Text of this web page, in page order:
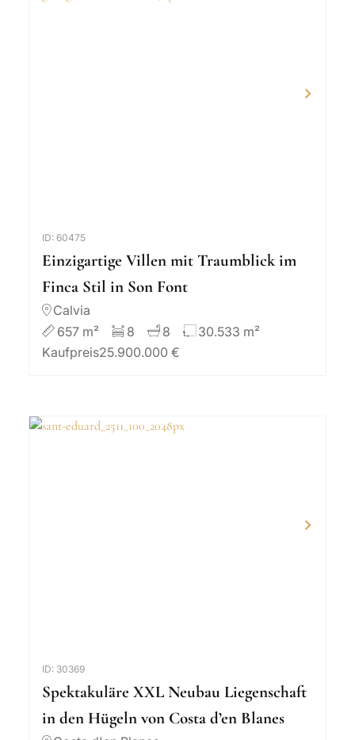
ID: 60475
Einzigartige Villen mit Traumblick im
Finca Stil in Son Font
Calvia
657 m²
8 8
30.533 m²
Kaufpreis25.900.000 €
ID: 30369
Spektakuläre XXL Neubau Liegenschaft
in den Hügeln von Costa d’en Blanes